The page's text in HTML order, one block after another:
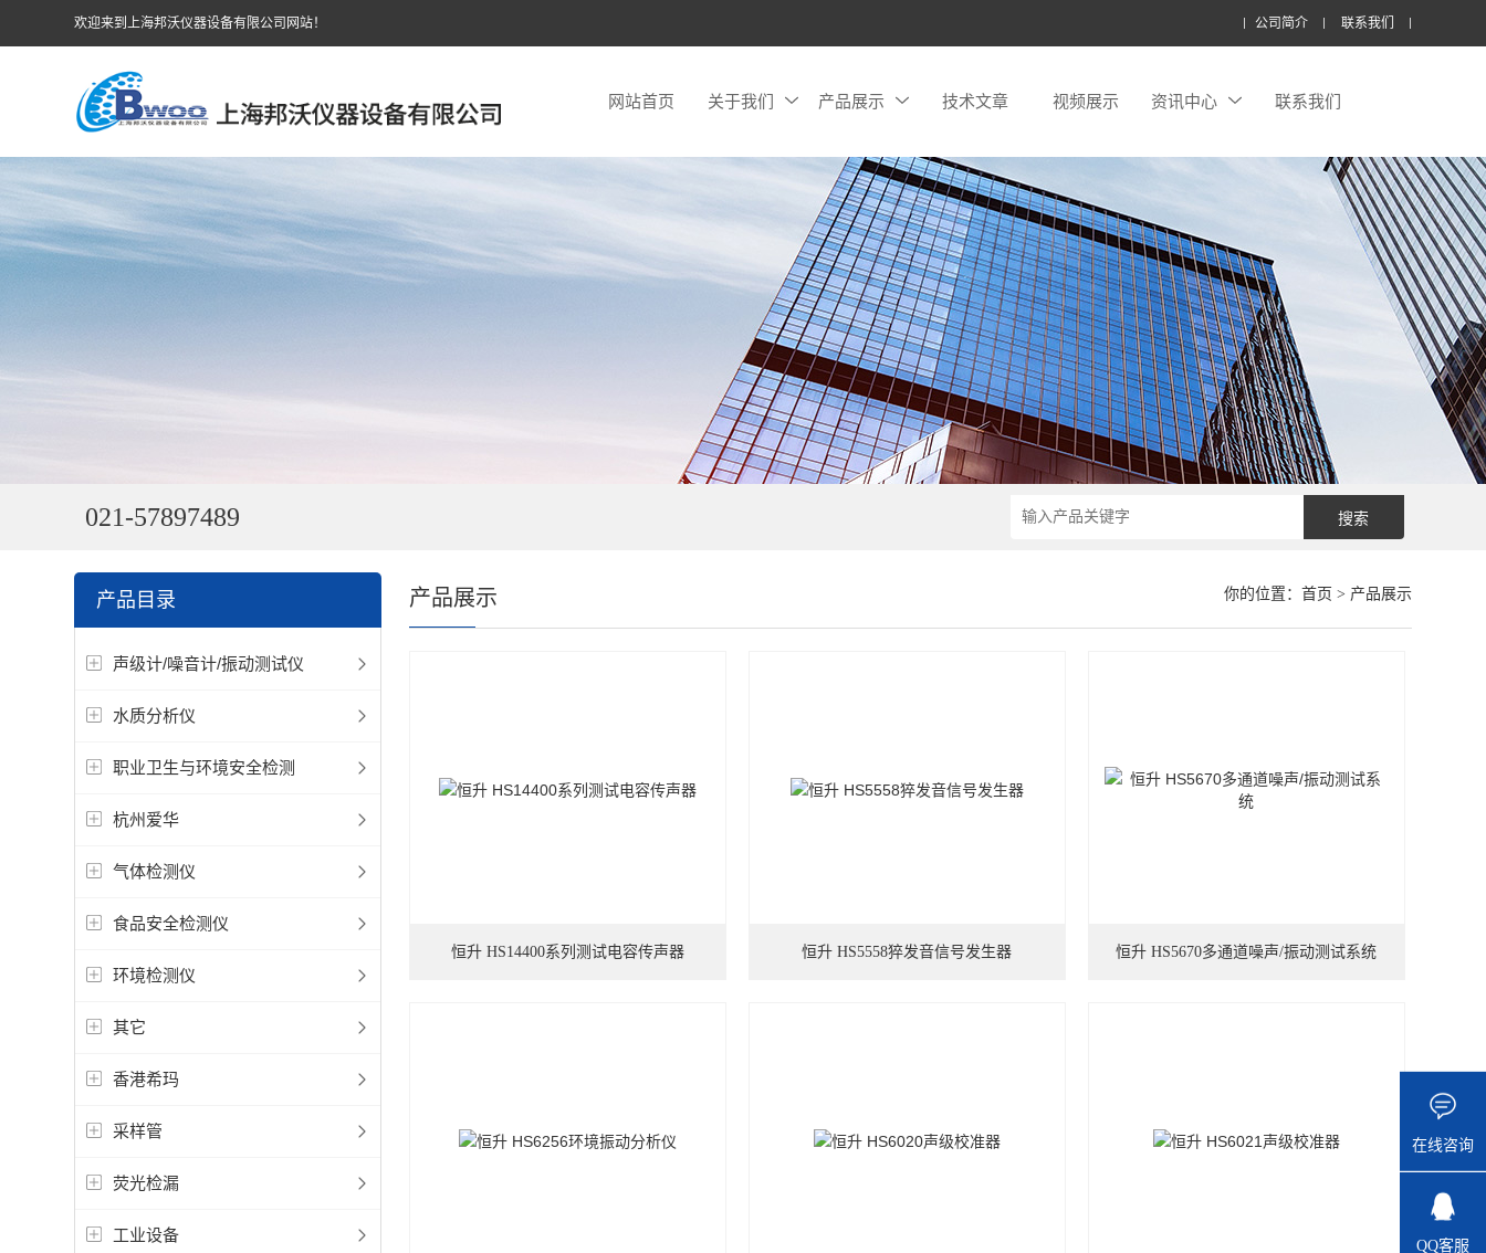
欢迎来到上海邦沃仪器设备有限公司网站！ 公司简介 联系我们
网站首页 关于我们 产品展示 技术文章 视频展示 资讯中心 联系我们
021-57897489
产品目录
声级计/噪音计/振动测试仪
水质分析仪
职业卫生与环境安全检测
杭州爱华
气体检测仪
食品安全检测仪
环境检测仪
其它
香港希玛
采样管
荧光检漏
工业设备
你的位置： 首页 > 产品展示
产品展示
恒升 HS14400系列测试电容传声器 恒升 HS5558猝发音信号发生器 恒升 HS5670多通道噪声/振动测试系统
在线咨询
QQ客服